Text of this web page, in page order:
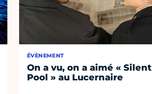
ÉVÈNEMENT
On a vu, on a aimé « Silent
Pool » au Lucernaire